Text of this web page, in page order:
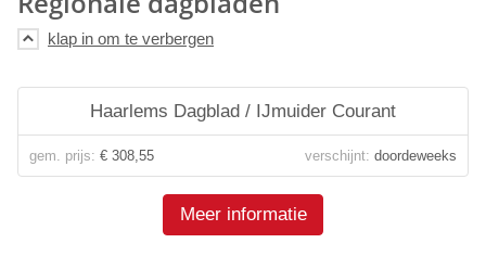
Haarlems Dagblad / IJmuider Courant
gem. prijs: € 308,55 verschijnt: doordeweeks
Meer informatie